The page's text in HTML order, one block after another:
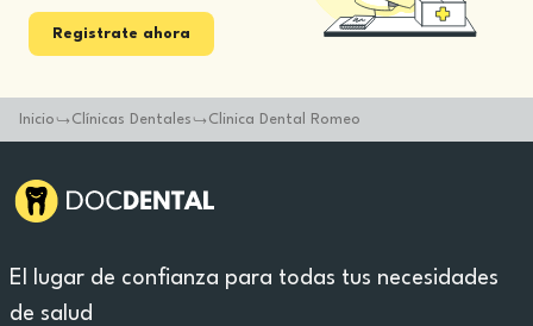
Registrate ahora
Inicio Clínicas Dentales Clinica Dental Romeo
El lugar de confianza para todas tus necesidades
de salud